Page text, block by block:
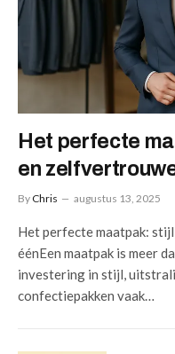
Het perfecte
en
By Chris augustus 13, 2025
Het perfecte maatpak:
éénEen maatpak is meer
investering in stijl,
confectiepakken vaak…